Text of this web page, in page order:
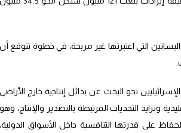
سنة 2025 على إغلاق أكثر من 6000 دونم من البساتين التي اعتبرتها غير مربحة، في خطوة تتوقع أن
نحو البحث عن بدائل إنتاجية خارج الأراضي
وتزايد التحديات المرتبطة بالتصدير والإنتاج، وهو
على قدرتها التنافسية داخل الأسواق الدولية،